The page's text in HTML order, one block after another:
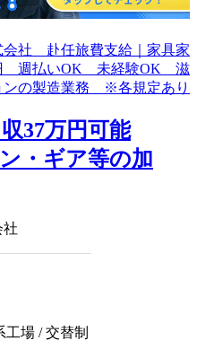
37万円可能
・ギア等の加
社
場 / 交替制